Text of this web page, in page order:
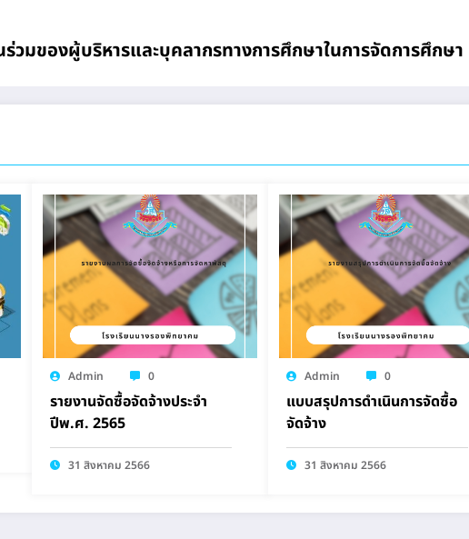
มของผู้บริหารและบุคลากรทางการศึกษาในการจัดการศึกษา
Admin 0
รายงานจัดซื้อจัดจ้างประจำ
ปีพ.ศ. 2565
31 สิงหาคม 2566
Admin 0
แบบสรุปการดำเนินการจัดซื้อ
จัดจ้าง
31 สิงหาคม 2566